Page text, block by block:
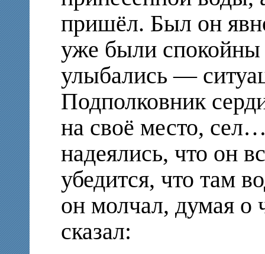
пришёл. Был он
уже были спокойны
улыбались —
Подполковник
на своё место,
надеялись, что он
убедится, что там
он молчал, думая о
сказал: